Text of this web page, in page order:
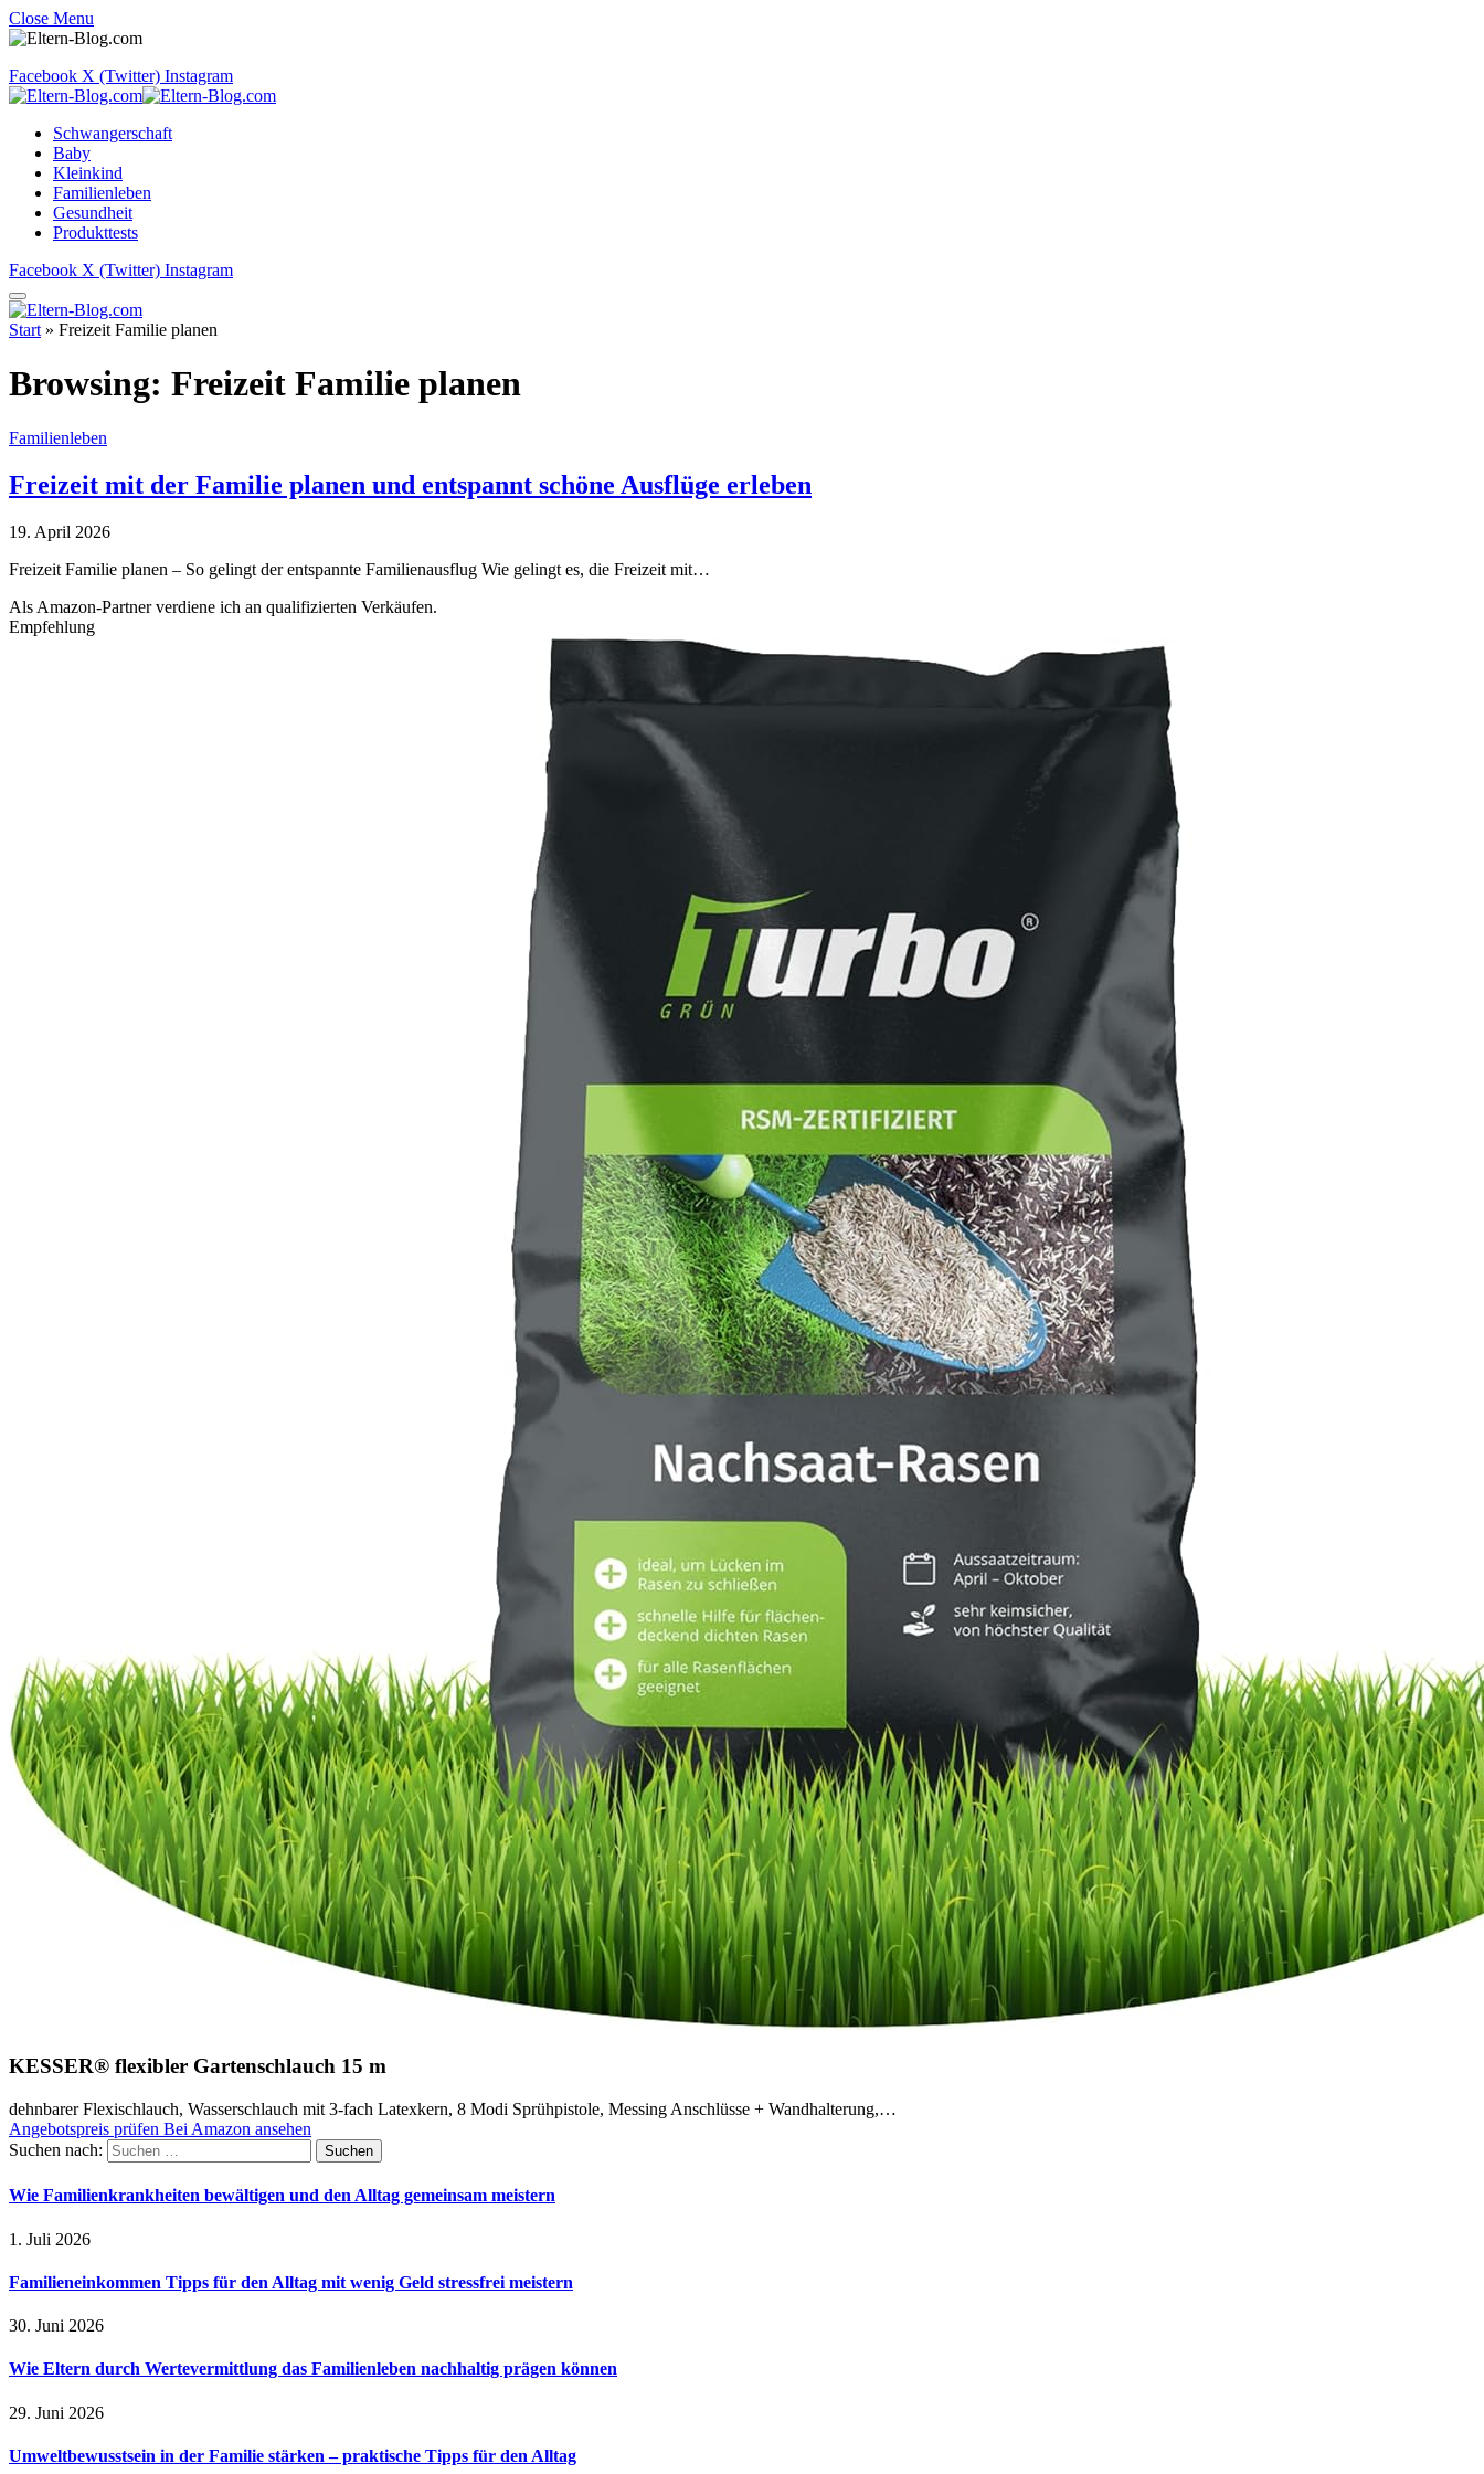
Close Menu
Facebook X (Twitter) Instagram
Schwangerschaft
Baby
Kleinkind
Familienleben
Gesundheit
Produkttests
Facebook X (Twitter) Instagram
Start » Freizeit Familie planen
Browsing: Freizeit Familie planen
Familienleben
Freizeit mit der Familie planen und entspannt schöne Ausflüge erleben
19. April 2026
Freizeit Familie planen – So gelingt der entspannte Familienausflug Wie gelingt es, die Freizeit mit…
Als Amazon-Partner verdiene ich an qualifizierten Verkäufen.
Empfehlung
KESSER® flexibler Gartenschlauch 15 m
dehnbarer Flexischlauch, Wasserschlauch mit 3-fach Latexkern, 8 Modi Sprühpistole, Messing Anschlüsse + Wandhalterung,…
Angebotspreis prüfen Bei Amazon ansehen
Suchen nach:
Wie Familienkrankheiten bewältigen und den Alltag gemeinsam meistern
1. Juli 2026
Familieneinkommen Tipps für den Alltag mit wenig Geld stressfrei meistern
30. Juni 2026
Wie Eltern durch Wertevermittlung das Familienleben nachhaltig prägen können
29. Juni 2026
Umweltbewusstsein in der Familie stärken – praktische Tipps für den Alltag